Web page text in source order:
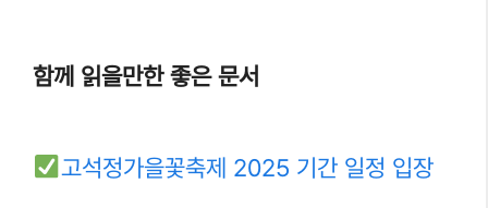
함께 읽을만한 좋은 문서
고석정가을꽃축제 2025 기간 일정 입장